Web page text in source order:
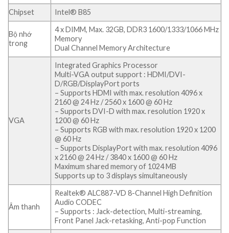
Chipset
Intel® B85
Bộ nhớ
trong
4 x DIMM, Max. 32GB, DDR3 1600/1333/1066 MHz
Memory
Dual Channel Memory Architecture
VGA
Integrated Graphics Processor
Multi-VGA output support : HDMI/DVI-
D/RGB/DisplayPort ports
– Supports HDMI with max. resolution 4096 x
2160 @ 24 Hz / 2560 x 1600 @ 60 Hz
– Supports DVI-D with max. resolution 1920 x
1200 @ 60 Hz
– Supports RGB with max. resolution 1920 x 1200
@ 60 Hz
– Supports DisplayPort with max. resolution 4096
x 2160 @ 24 Hz / 3840 x 1600 @ 60 Hz
Maximum shared memory of 1024 MB
Supports up to 3 displays simultaneously
Âm thanh
Realtek® ALC887-VD 8-Channel High Definition
Audio CODEC
– Supports : Jack-detection, Multi-streaming,
Front Panel Jack-retasking, Anti-pop Function